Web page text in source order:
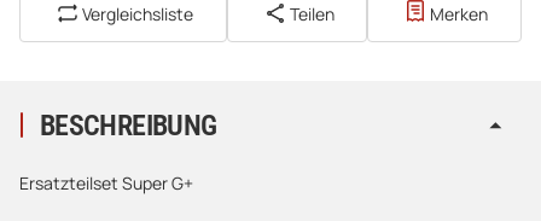
Vergleichsliste Teilen Merken
BESCHREIBUNG
Ersatzteilset Super G+